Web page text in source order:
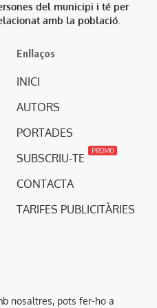
del municipi i té per
amb la població.
Enllaços
INICI
AUTORS
PORTADES
SUBSCRIU-TE
PROMO
CONTACTA
TARIFES PUBLICITÀRIES
nosaltres, pots fer-ho a